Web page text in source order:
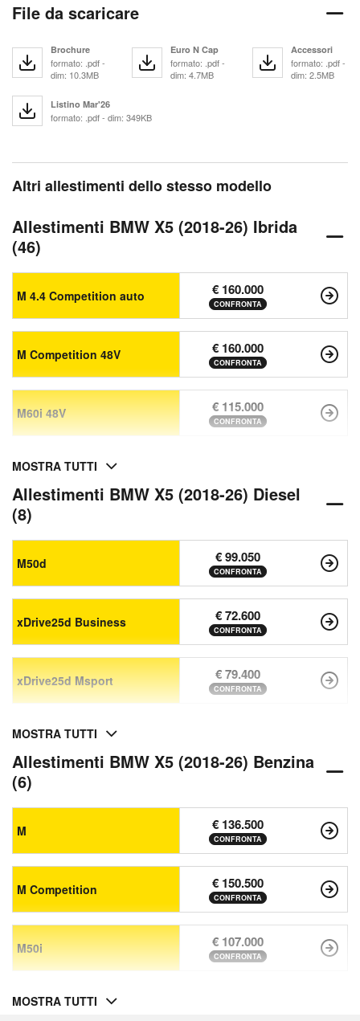
File da scaricare
Brochure
formato: .pdf -
dim: 10.3MB
Euro N Cap
formato: .pdf -
dim: 4.7MB
Accessori
formato: .pdf -
dim: 2.5MB
Listino Mar'26
formato: .pdf - dim: 349KB
Altri allestimenti dello stesso modello
Allestimenti BMW X5 (2018-26) Ibrida
(46)
M 4.4 Competition auto € 160.000
CONFRONTA
M Competition 48V € 160.000
CONFRONTA
M60i 48V € 115.000
CONFRONTA
MOSTRA TUTTI
Allestimenti BMW X5 (2018-26) Diesel
(8)
M50d € 99.050
CONFRONTA
xDrive25d Business € 72.600
CONFRONTA
xDrive25d Msport € 79.400
CONFRONTA
MOSTRA TUTTI
Allestimenti BMW X5 (2018-26) Benzina
(6)
M € 136.500
CONFRONTA
M Competition € 150.500
CONFRONTA
M50i € 107.000
CONFRONTA
MOSTRA TUTTI